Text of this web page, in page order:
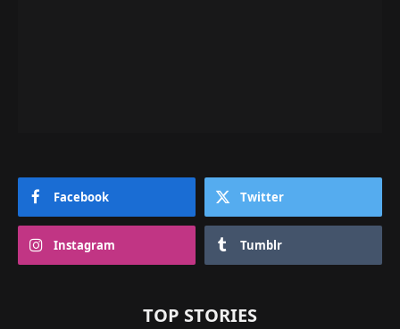
Facebook Twitter
Instagram Tumblr
TOP STORIES